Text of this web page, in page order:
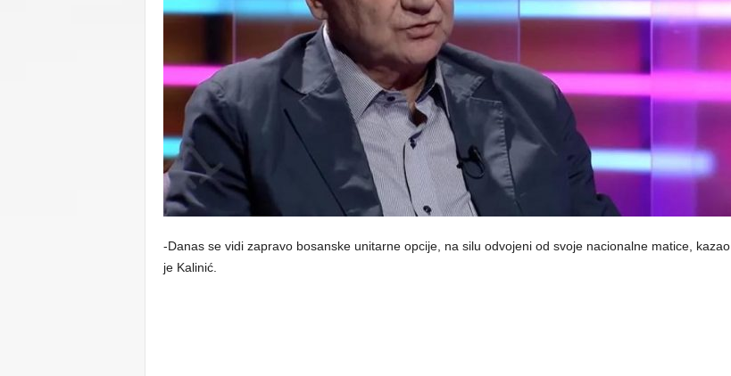
U
-Danas se vidi zapravo bosanske unitarne opcije, na silu odvojeni od svoje nacionalne matice, kazao
je Kalinić.